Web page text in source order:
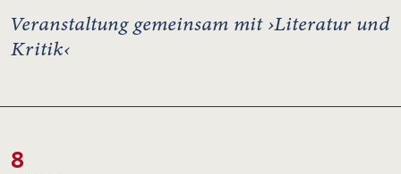
Veranstaltung gemeinsam mit ›Literatur und
Kritik‹
8